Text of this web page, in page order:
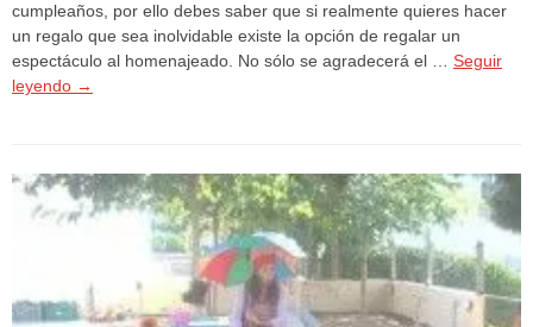
cumpleaños, por ello debes saber que si realmente quieres hacer
un regalo que sea inolvidable existe la opción de regalar un
espectáculo al homenajeado. No sólo se agradecerá el … Seguir
leyendo →